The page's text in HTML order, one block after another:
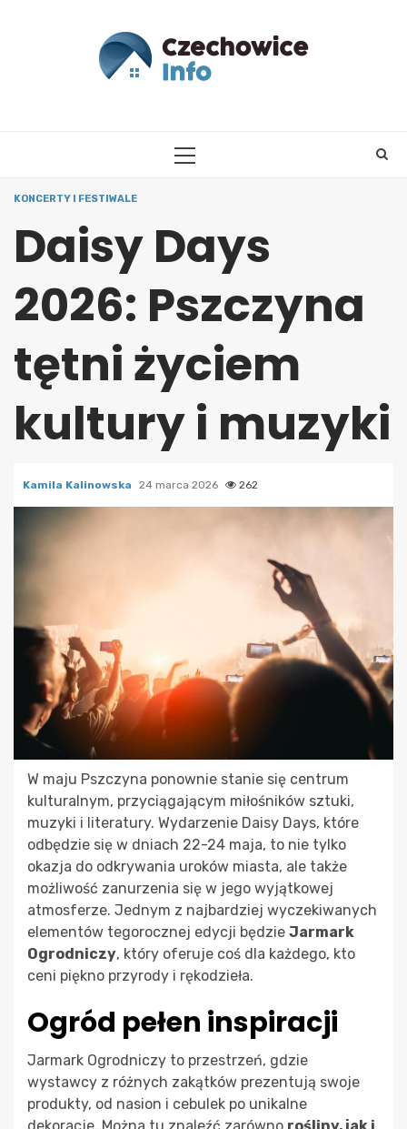
PRIMARY
KONCERTY I FESTIWALE
Daisy Days
2026: Pszczyna
tętni życiem
kultury i muzyki
Kamila Kalinowska 24 marca 2026 262
W maju Pszczyna ponownie stanie się centrum
kulturalnym, przyciągającym miłośników sztuki,
muzyki i literatury. Wydarzenie Daisy Days, które
odbędzie się w dniach 22-24 maja, to nie tylko
okazja do odkrywania uroków miasta, ale także
możliwość zanurzenia się w jego wyjątkowej
atmosferze. Jednym z najbardziej wyczekiwanych
elementów tegorocznej edycji będzie Jarmark
Ogrodniczy, który oferuje coś dla każdego, kto
ceni piękno przyrody i rękodzieła.
Ogród pełen inspiracji
Jarmark Ogrodniczy to przestrzeń, gdzie
wystawcy z różnych zakątków prezentują swoje
produkty, od nasion i cebulek po unikalne